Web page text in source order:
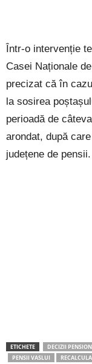
Într-o intervenție
Casei Naționale
precizat că în
la sosirea
perioadă de
arondat, după
județene de pensii.
ETICHETE DECIZII
PENSII VASLUI